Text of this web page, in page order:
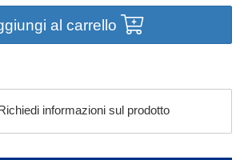
al carrello
informazioni sul prodotto